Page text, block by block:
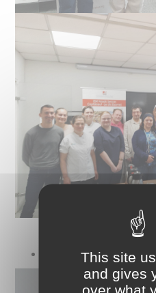
ESAT de Châtillon
This site
and gives
over what